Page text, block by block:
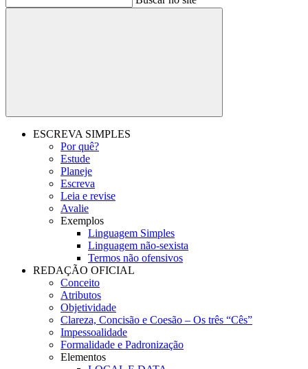
Buscar
ESCREVA SIMPLES
Por quê?
Estude
Planeje
Escreva
Leia e revise
Avalie
Exemplos
Linguagem Simples
Linguagem não-sexista
Termos não ofensivos
REDAÇÃO OFICIAL
Conceito
Atributos
Objetividade
Clareza, Concisão e Coesão – Os três “Cês”
Impessoalidade
Formalidade e Padronização
Elementos